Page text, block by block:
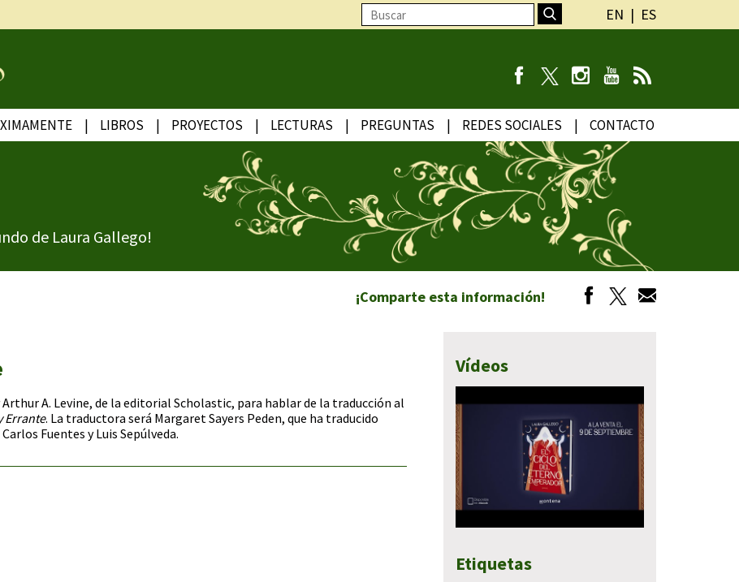
EN ES
LIBROS PROYECTOS LECTURAS PREGUNTAS REDES SOCIALES CONTACTO
de Laura Gallego!
¡Comparte esta información!
Arthur A. Levine, de la editorial Scholastic, para hablar de la traducción al
Errante. La traductora será Margaret Sayers Peden, que ha traducido
Fuentes y Luis Sepúlveda.
Vídeos
Etiquetas